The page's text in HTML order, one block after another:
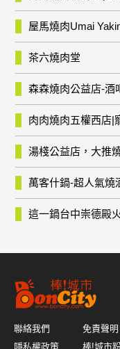
屋馬燒肉Umai
茶六燒肉堂
森森燒肉公益店-酒
肉肉燒肉五權西店|
湯棧公益店，大推
萬客什鍋-超人氣燒
這一鍋台中崇德殿
聯絡我們
免責聲明
隱私權政策
棒!城市